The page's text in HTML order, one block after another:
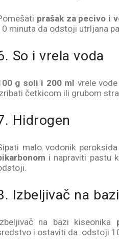
prašak za pecivo i
minuta da odstoji utrljana
So i vrela voda
g soli i 200 ml vrele
četkicom ili grubom
Hidrogen
malo vodonik peroksida
i napraviti pastu
Izbeljivač na
na bazi kiseonika
i ostaviti da odstoji